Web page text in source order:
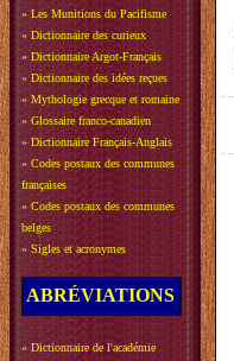
» Les Munitions du Pacifisme
» Dictionnaire des curieux
» Dictionnaire Argot-Français
» Dictionnaire des idées reçues
» Mythologie grecque et romaine
» Glossaire franco-canadien
» Dictionnaire Français-Anglais
» Codes postaux des communes
françaises
» Codes postaux des communes
belges
» Sigles et acronymes
ABRÉVIATIONS
» Dictionnaire de l'académie